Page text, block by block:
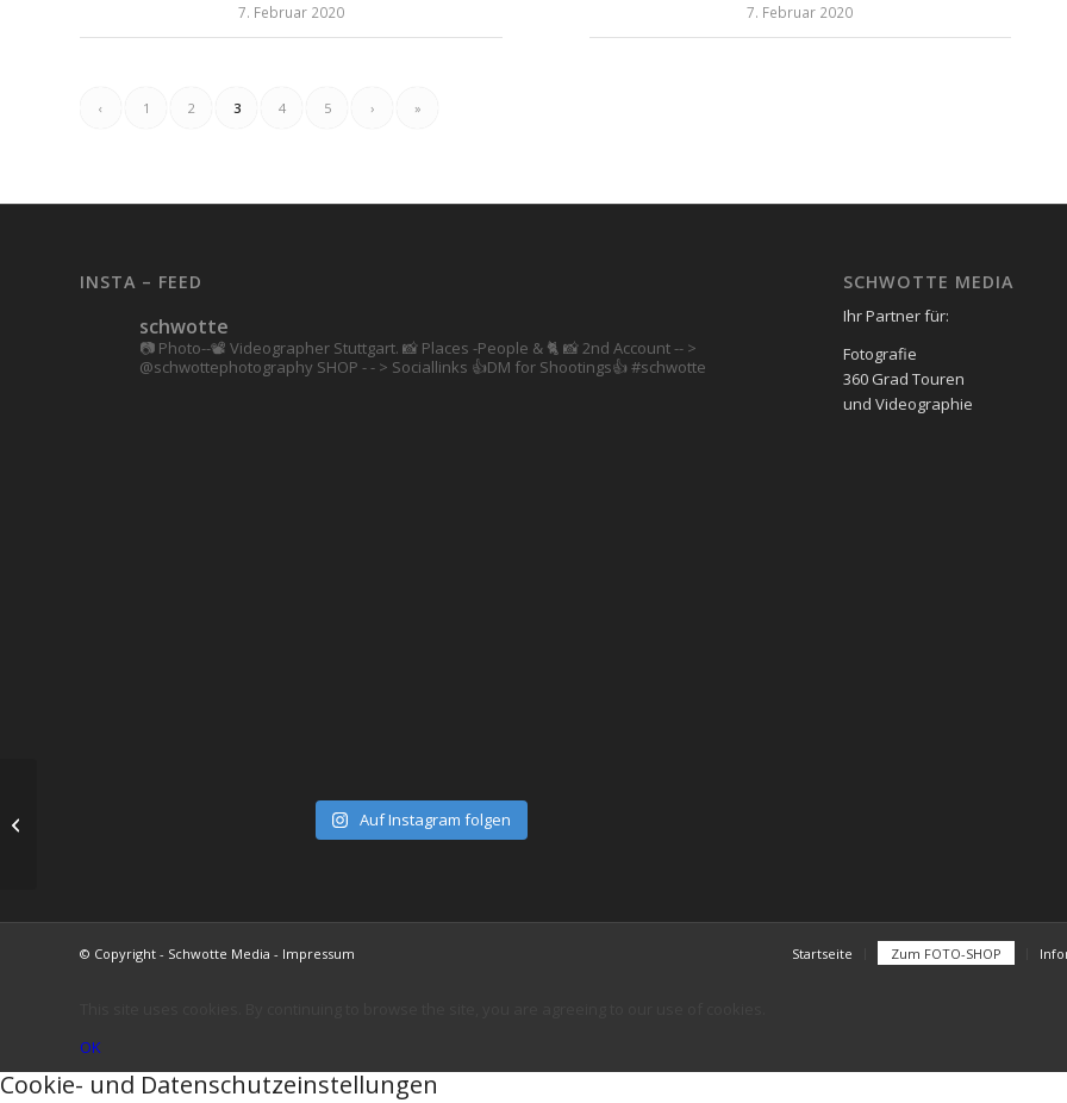
7. Februar 2020 7. Februar 2020
‹ 1 2 3 4 5 › »
INSTA – FEED
schwotte
📷 Photo--📽️ Videographer Stuttgart. 📸 Places -People & 🐈 📸 2nd Account-- >
@schwottephotography SHOP - - > Sociallinks 👍DM for Shootings👍 #schwotte
Auf Instagram folgen
SCHWOTTE MEDIA
Ihr Partner für:
Fotografie
360 Grad Touren
und Videographie
© Copyright - Schwotte Media - Impressum Startseite Zum FOTO-SHOP
OK
Cookie- und Datenschutzeinstellungen